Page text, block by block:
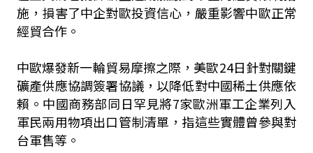
施，損害了中企對歐投資信心，嚴重影響中歐正常
經貿合作。
中歐爆發新一輪貿易摩擦之際，美歐24日針對關鍵
礦產供應協調簽署協議，以降低對中國稀土供應依
賴。中國商務部同日罕見將7家歐洲軍工企業列入
軍民兩用物項出口管制清單，指這些實體曾參與對
台軍售等。